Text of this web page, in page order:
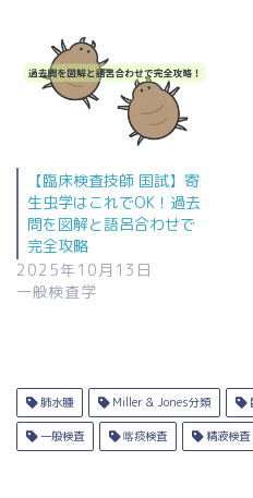
【臨床検査技師 国試】寄
生虫学はこれでOK！過去
問を図解と語呂合わせで
完全攻略
2025年10月13日
一般検査学
肺水腫 Miller & Jones分類
一般検査 喀痰検査 精液検査